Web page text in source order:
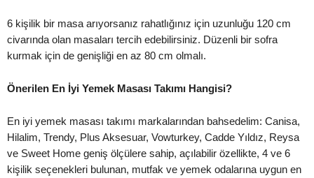
6 kişilik bir masa arıyorsanız rahatlığınız için uzunluğu 120 cm
civarında olan masaları tercih edebilirsiniz. Düzenli bir sofra
kurmak için de genişliği en az 80 cm olmalı.
Önerilen En İyi Yemek Masası Takımı Hangisi?
En iyi yemek masası takımı markalarından bahsedelim: Canisa,
Hilalim, Trendy, Plus Aksesuar, Vowturkey, Cadde Yıldız, Reysa
ve Sweet Home geniş ölçülere sahip, açılabilir özellikte, 4 ve 6
kişilik seçenekleri bulunan, mutfak ve yemek odalarına uygun en